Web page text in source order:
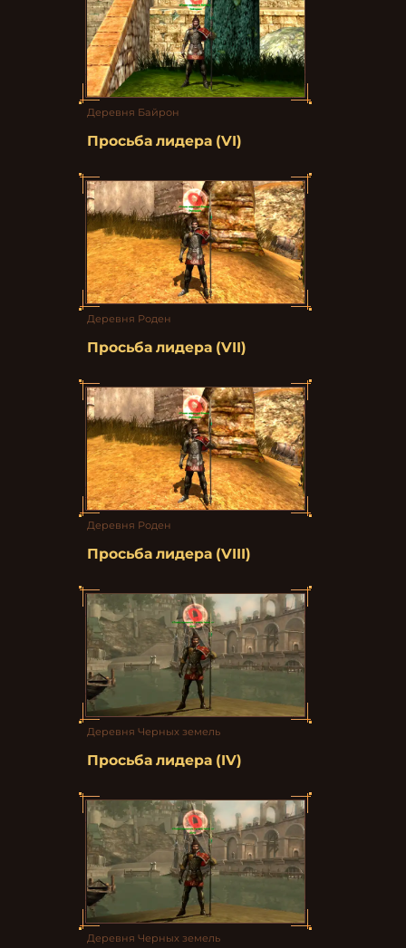
Деревня Байрон
Просьба лидера (VI)
Деревня Роден
Просьба лидера (VII)
Деревня Роден
Просьба лидера (VIII)
Деревня Черных земель
Просьба лидера (IV)
Деревня Черных земель